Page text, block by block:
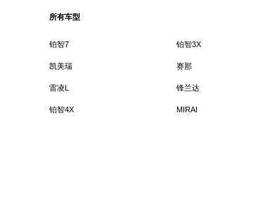
所有车型
铂智7 铂智3X
凯美瑞 赛那
雷凌L 锋兰达
铂智4X MIRAI